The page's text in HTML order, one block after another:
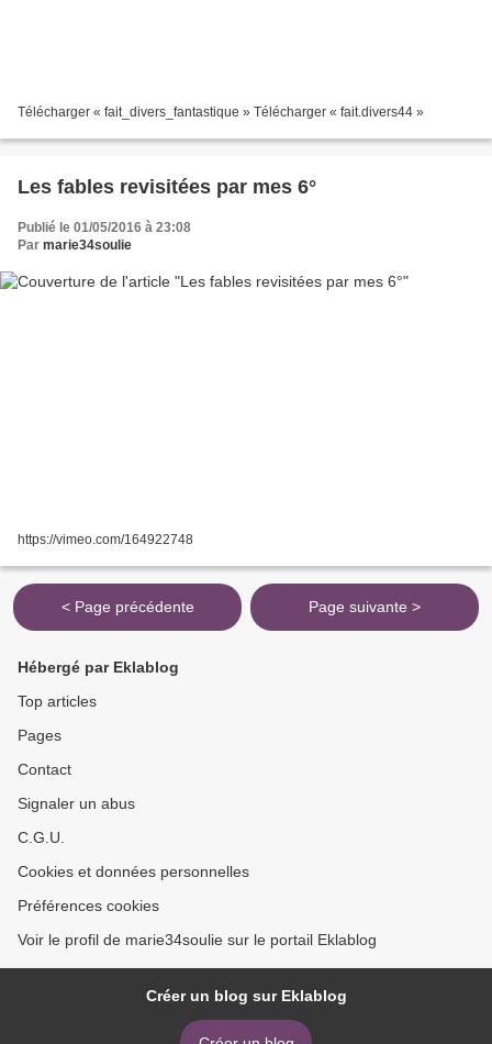
Télécharger « fait_divers_fantastique » Télécharger « fait.divers44 »
Les fables revisitées par mes 6°
Publié le 01/05/2016 à 23:08
Par marie34soulie
https://vimeo.com/164922748
< Page précédente Page suivante >
Hébergé par Eklablog
Top articles
Pages
Contact
Signaler un abus
C.G.U.
Cookies et données personnelles
Préférences cookies
Voir le profil de marie34soulie sur le portail Eklablog
Créer un blog sur Eklablog